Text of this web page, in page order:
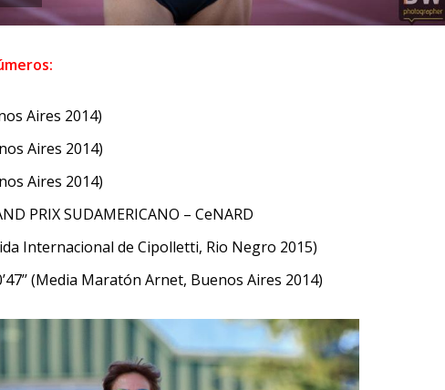
Aires 2014)
Aires 2014)
Aires 2014)
PRIX SUDAMERICANO – CeNARD
Internacional de Cipolletti, Rio Negro 2015)
(Media Maratón Arnet, Buenos Aires 2014)